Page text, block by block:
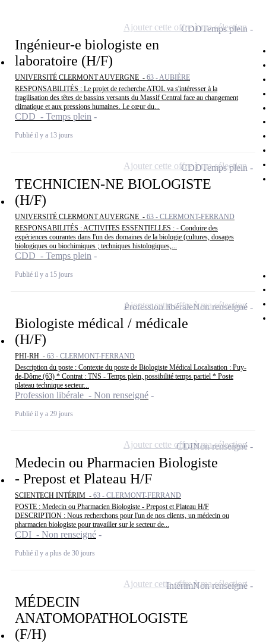
Ingénieur-e biologiste en
laboratoire (H/F)
UNIVERSITÉ CLERMONT AUVERGNE - 63 - AUBIÈRE
RESPONSABILITÉS : Le projet de recherche ATOL va s'intéresser à la
fragilisation des têtes de bassins versants du Massif Central face au changement
climatique et aux pressions humaines. Le cœur du...
CDD - Temps plein
Publié il y a 13 jours
CDDTemps plein
Ajouter cette offre à ma sélection
TECHNICIEN-NE BIOLOGISTE
(H/F)
UNIVERSITÉ CLERMONT AUVERGNE - 63 - CLERMONT-FERRAND
RESPONSABILITÉS : ACTIVITES ESSENTIELLES : - Conduire des
expériences courantes dans l'un des domaines de la biologie (cultures, dosages
biologiques ou biochimiques ; techniques histologiques,...
CDD - Temps plein
Publié il y a 15 jours
CDDTemps plein
Ajouter cette offre à ma sélection
Biologiste médical / médicale
(H/F)
PHI-RH - 63 - CLERMONT-FERRAND
Description du poste : Contexte du poste de Biologiste Médical Localisation : Puy-
de-Dôme (63) * Contrat : TNS - Temps plein, possibilité temps partiel * Poste
plateau technique secteur...
Profession libérale - Non renseigné
Publié il y a 29 jours
Profession libéraleNon renseigné
Ajouter cette offre à ma sélection
Medecin ou Pharmacien Biologiste
- Prepost et Plateau H/F
SCIENTECH INTÉRIM - 63 - CLERMONT-FERRAND
POSTE : Medecin ou Pharmacien Biologiste - Prepost et Plateau H/F
DESCRIPTION : Nous recherchons pour l'un de nos clients, un médecin ou
pharmacien biologiste pour travailler sur le secteur de...
CDI - Non renseigné
Publié il y a plus de 30 jours
CDINon renseigné
Ajouter cette offre à ma sélection
MÉDECIN
ANATOMOPATHOLOGISTE
(F/H)
IntérimNon renseigné
Ajouter cette offre à ma sélection